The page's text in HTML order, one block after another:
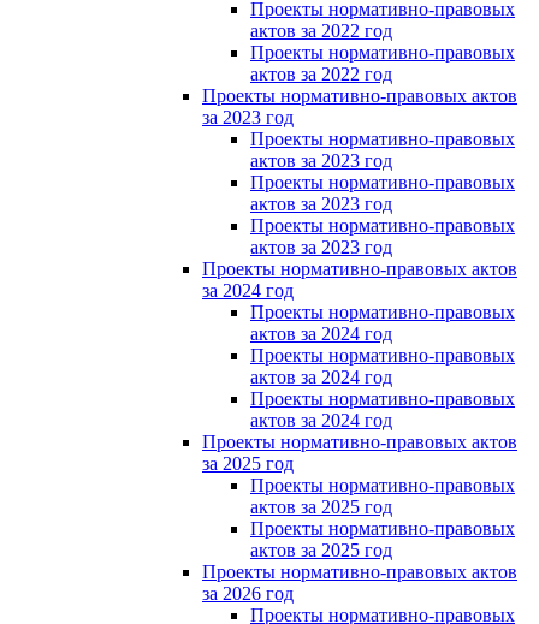
Проекты нормативно-правовых
актов за 2022 год
Проекты нормативно-правовых
актов за 2022 год
Проекты нормативно-правовых актов
за 2023 год
Проекты нормативно-правовых
актов за 2023 год
Проекты нормативно-правовых
актов за 2023 год
Проекты нормативно-правовых
актов за 2023 год
Проекты нормативно-правовых актов
за 2024 год
Проекты нормативно-правовых
актов за 2024 год
Проекты нормативно-правовых
актов за 2024 год
Проекты нормативно-правовых
актов за 2024 год
Проекты нормативно-правовых актов
за 2025 год
Проекты нормативно-правовых
актов за 2025 год
Проекты нормативно-правовых
актов за 2025 год
Проекты нормативно-правовых актов
за 2026 год
Проекты нормативно-правовых